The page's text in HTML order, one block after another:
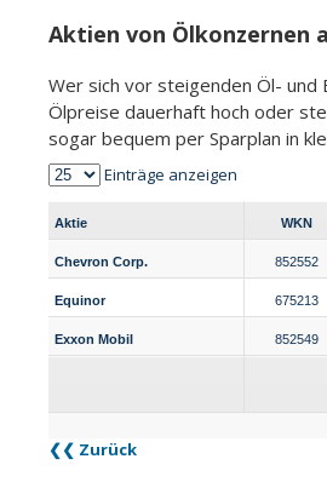
Aktien von Ölkonzernen
Wer sich vor steigenden Öl- und
Ölpreise dauerhaft hoch oder
sogar bequem per Sparplan in
Einträge anzeigen
Aktie WKN
Chevron Corp. 852552
Equinor 675213
Exxon Mobil 852549
Zurück